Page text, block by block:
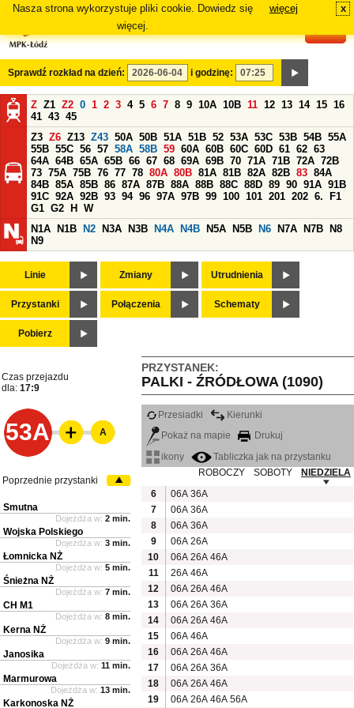
Nasza strona wykorzystuje pliki cookie. Dowiedz się
więcej.
więcej x
Sprawdź rozkład na dzień: i godzinę:
Z Z1 Z2 0 1 2 3 4 5 6 7 8 9 10A 10B 11 12 13 14 15 16
41 43 45
Z3 Z6 Z13 Z43 50A 50B 51A 51B 52 53A 53C 53B 54B 55A
55B 55C 56 57 58A 58B 59 60A 60B 60C 60D 61 62 63
64A 64B 65A 65B 66 67 68 69A 69B 70 71A 71B 72A 72B
73 75A 75B 76 77 78 80A 80B 81A 81B 82A 82B 83 84A
84B 85A 85B 86 87A 87B 88A 88B 88C 88D 89 90 91A 91B
91C 92A 92B 93 94 96 97A 97B 99 100 101 201 202 6.
F1
G1 G2 H
W
N1A
N1B N2 N3A N3B N4A N4B N5A N5B N6 N7A N7B
N8
N9
Linie Zmiany Utrudnienia
Przystanki Połączenia Schematy
Pobierz
PRZYSTANEK:
PALKI - ŹRÓDŁOWA (1090)
Czas przejazdu
dla: 17:9
53A
Przesiadki
Kierunki
Pokaż na mapie
Drukuj
ikony
Tabliczka jak na przystanku
ROBOCZY
SOBOTY
NIEDZIELA
6
06A 36A
7
06A 36A
8
06A 36A
9
06A 26A
10
06A 26A 46A
11
26A 46A
12
06A 26A 46A
13
06A 26A 36A
14
06A 26A 46A
15
06A 46A
16
06A 26A 46A
17
06A 26A 36A
18
06A 26A 46A
19
06A 26A 46A 56A
A
Poprzednie przystanki
Smutna
Dojeżdża w: 2 min.
Wojska Polskiego
Dojeżdża w: 3 min.
Łomnicka NŻ
Dojeżdża w: 5 min.
Śnieżna NŻ
Dojeżdża w: 7 min.
CH M1
Dojeżdża w: 8 min.
Kerna NŻ
Dojeżdża w: 9 min.
Janosika
Dojeżdża w: 11 min.
Marmurowa
Dojeżdża w: 13 min.
Karkonoska NŻ